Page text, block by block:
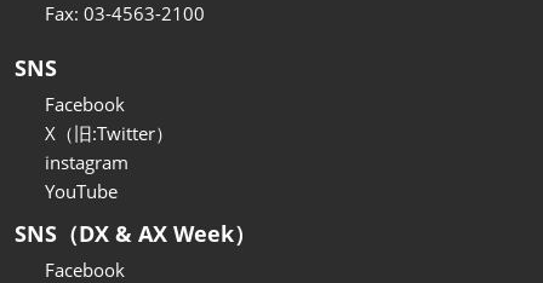
Fax: 03-4563-2100
SNS
Facebook
X（旧:Twitter）
instagram
YouTube
SNS（DX & AX Week）
Facebook